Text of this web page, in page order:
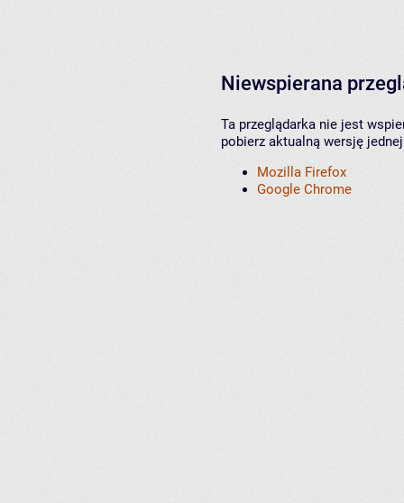
Niewspierana
Ta przeglądarka nie jest
pobierz aktualną wersję
Mozilla Firefox
Google Chrome